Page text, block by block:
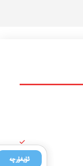
ئۇيغۇرچە